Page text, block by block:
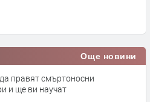
Още новини
правят смъртоносни
и ще ви научат